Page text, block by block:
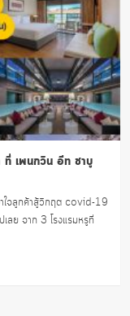
ที่ เพนกวิน อีท ชาบู
าใจลูกค้าสู้วิกฤต covid-19
ลย จาก 3 โรงแรมหรูที่